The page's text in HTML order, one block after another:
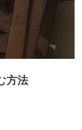
方法